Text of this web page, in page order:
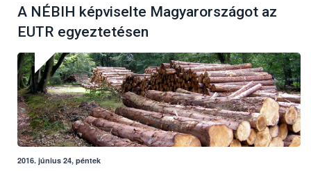
A NÉBIH képviselte Magyarországot az
EUTR egyeztetésen
2016. június 24, péntek